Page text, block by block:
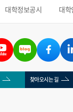
대학정보공시 대
찾아오시는 길